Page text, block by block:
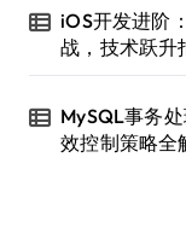
iOS开发进阶
战，技术跃升
MySQL事务
效控制策略全